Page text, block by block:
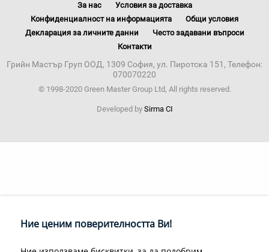
За нас
Условия за доставка
Конфиденциалност на информацията
Общи условия
Декларация за личните данни
Често задавани въпроси
Контакти
Грийн Мастър Груп ООД, 1309 София, ул. Пиротска 151, Телефон:
070070220
© 1998-2020 Green Master Group Ltd, All rights reserved.
Developed by Sirma CI
Ние ценим поверителността Ви!